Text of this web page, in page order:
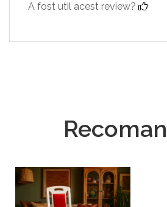
A fost util acest review?